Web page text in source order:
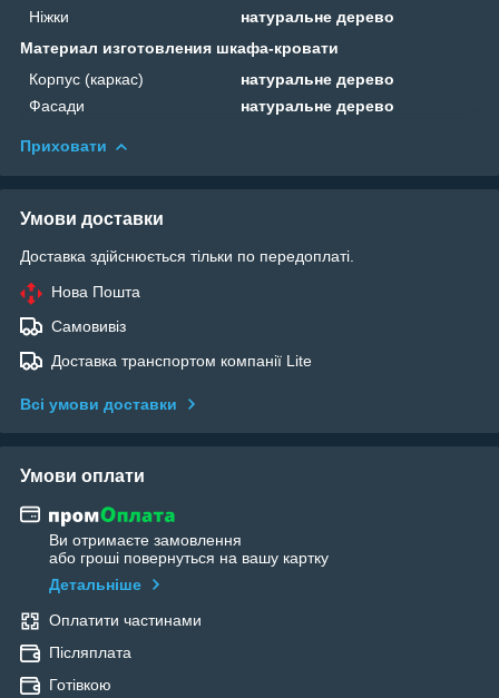
Ніжки
натуральне дерево
Материал изготовления шкафа-кровати
Корпус (каркас)
натуральне дерево
Фасади
натуральне дерево
Приховати
Умови доставки
Доставка здійснюється тільки по передоплаті.
Нова Пошта
Самовивіз
Доставка транспортом компанії Lite
Всі умови доставки
Умови оплати
Ви отримаєте замовлення
або гроші повернуться на вашу картку
Детальніше
Оплатити частинами
Післяплата
Готівкою